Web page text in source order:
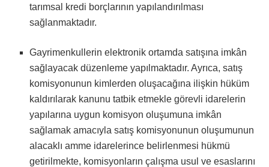
tarımsal kredi borçlarının yapılandırılması
sağlanmaktadır.
Gayrimenkullerin elektronik ortamda satışına imkân
sağlayacak düzenleme yapılmaktadır. Ayrıca, satış
komisyonunun kimlerden oluşacağına ilişkin hüküm
kaldırılarak kanunu tatbik etmekle görevli idarelerin
yapılarına uygun komisyon oluşumuna imkân
sağlamak amacıyla satış komisyonunun oluşumunun
alacaklı amme idarelerince belirlenmesi hükmü
getirilmekte, komisyonların çalışma usul ve esaslarını